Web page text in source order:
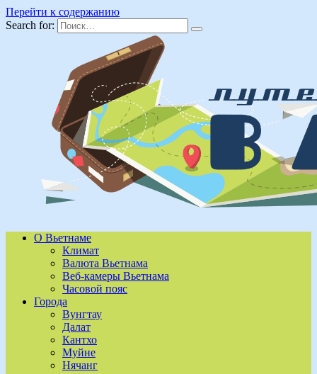
Перейти к содержанию
Search for:
О Вьетнаме
Климат
Валюта Вьетнама
Веб-камеры Вьетнама
Часовой пояс
Города
Вунгтау
Далат
Кантхо
Муйне
Нячанг